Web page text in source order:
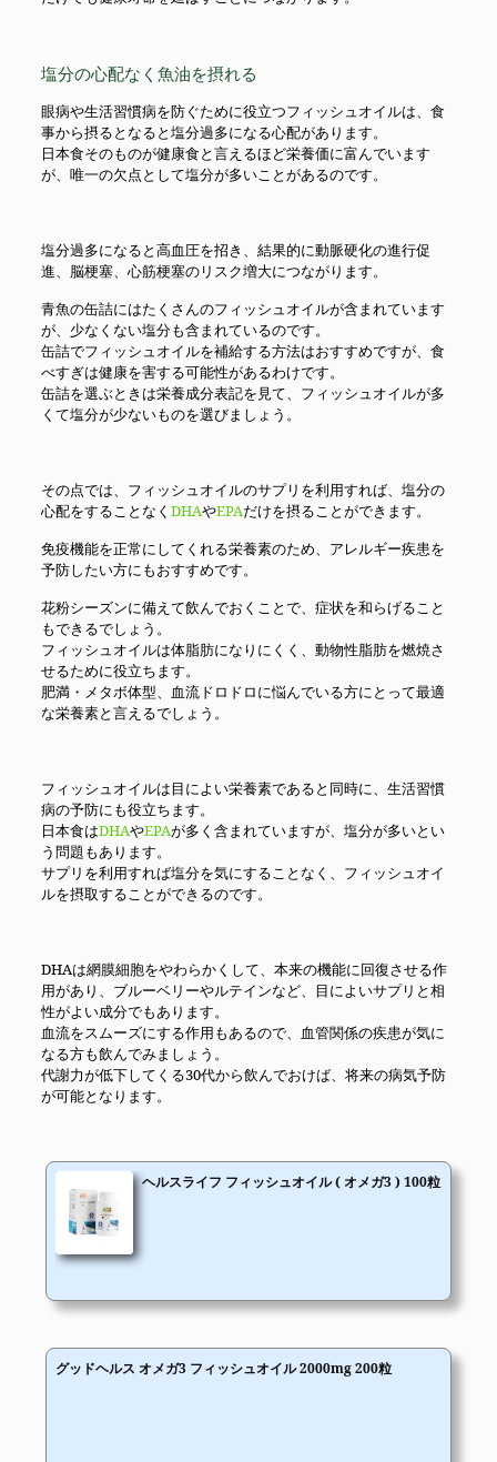
塩分の心配なく魚油を摂れる
眼病や生活習慣病を防ぐために役立つフィッシュオイルは、食
事から摂るとなると塩分過多になる心配があります。
日本食そのものが健康食と言えるほど栄養価に富んでいます
が、唯一の欠点として塩分が多いことがあるのです。
塩分過多になると高血圧を招き、結果的に動脈硬化の進行促
進、脳梗塞、心筋梗塞のリスク増大につながります。
青魚の缶詰にはたくさんのフィッシュオイルが含まれています
が、少なくない塩分も含まれているのです。
缶詰でフィッシュオイルを補給する方法はおすすめですが、食
べすぎは健康を害する可能性があるわけです。
缶詰を選ぶときは栄養成分表記を見て、フィッシュオイルが多
くて塩分が少ないものを選びましょう。
その点では、フィッシュオイルのサプリを利用すれば、塩分の
心配をすることなく DHAやEPAだけを摂ることができます。
免疫機能を正常にしてくれる栄養素のため、アレルギー疾患を
予防したい方にもおすすめです。
花粉シーズンに備えて飲んでおくことで、症状を和らげること
もできるでしょう。
フィッシュオイルは体脂肪になりにくく、動物性脂肪を燃焼さ
せるために役立ちます。
肥満・メタボ体型、血流ドロドロに悩んでいる方にとって最適
な栄養素と言えるでしょう。
フィッシュオイルは目によい栄養素であると同時に、生活習慣
病の予防にも役立ちます。
日本食はDHAやEPAが多く含まれていますが、塩分が多いとい
う問題もあります。
サプリを利用すれば塩分を気にすることなく、フィッシュオイ
ルを摂取することができるのです。
DHAは網膜細胞をやわらかくして、本来の機能に回復させる作
用があり、ブルーベリーやルテインなど、目によいサプリと相
性がよい成分でもあります。
血流をスムーズにする作用もあるので、血管関係の疾患が気に
なる方も飲んでみましょう。
代謝力が低下してくる30代から飲んでおけば、将来の病気予防
が可能となります。
ヘルスライフ フィッシュオイル ( オメガ3 ) 100粒
グッドヘルス オメガ3 フィッシュオイル 2000mg 200粒